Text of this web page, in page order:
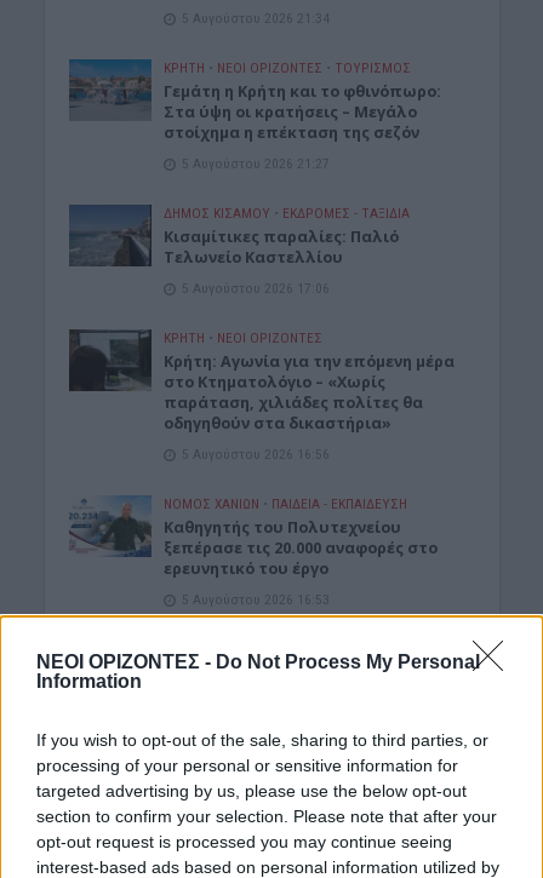
ΝΕΟΙ ΟΡΙΖΟΝΤΕΣ - Do Not Process My Personal
Information
If you wish to opt-out of the sale, sharing to third parties, or
processing of your personal or sensitive information for
targeted advertising by us, please use the below opt-out
section to confirm your selection. Please note that after your
opt-out request is processed you may continue seeing
interest-based ads based on personal information utilized by
5 Αυγούστου 2026 21:34
ΚΡΗΤΗ • ΝΕΟΙ ΟΡΙΖΟΝΤΕΣ • ΤΟΥΡΙΣΜΟΣ
Γεμάτη η Κρήτη και το φθινόπωρο:
Στα ύψη οι κρατήσεις – Μεγάλο
στοίχημα η επέκταση της σεζόν
5 Αυγούστου 2026 21:27
ΔΉΜΟΣ ΚΙΣΆΜΟΥ • ΕΚΔΡΟΜΈΣ - ΤΑΞΊΔΙΑ
Kισαμίτικες παραλίες: Παλιό
Τελωνείο Καστελλίου
5 Αυγούστου 2026 17:06
ΚΡΗΤΗ • ΝΕΟΙ ΟΡΙΖΟΝΤΕΣ
Kρήτη: Αγωνία για την επόμενη μέρα
στο Κτηματολόγιο – «Χωρίς
παράταση, χιλιάδες πολίτες θα
οδηγηθούν στα δικαστήρια»
5 Αυγούστου 2026 16:56
ΝΟΜΌΣ ΧΑΝΊΩΝ • ΠΑΙΔΕΙΑ - ΕΚΠΑΙΔΕΥΣΗ
Καθηγητής του Πολυτεχνείου
ξεπέρασε τις 20.000 αναφορές στο
ερευνητικό του έργο
5 Αυγούστου 2026 16:53
Κρήτη – αγροτοκτηνοτρόφοι:
5 Αυγούστου 2026 16:48
ΚΡΗΤΗ • ΝΕΟΙ ΟΡΙΖΟΝΤΕΣ
Κρήτη: Τραγικές ελλείψεις στα
φαρμακεία – Λείπουν ακόμη και
κολλύρια